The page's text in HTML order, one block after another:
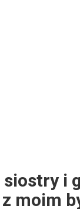
siostry i
moim